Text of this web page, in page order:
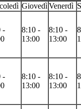
GiovedìVenerdì
-
8:10 -
13:00
8:10 -
13:00
-
8:10 -
13:00
8:10 -
13:00